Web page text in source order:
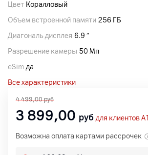
Цвет Коралловый
Объем встроенной памяти 256 ГБ
Диагональ дисплея 6.9 ″
Разрешение камеры 50 Мп
eSim да
Все характеристики
4 499,00 руб
3 899,00 руб для клиентов A1
Возможна оплата картами рассрочек